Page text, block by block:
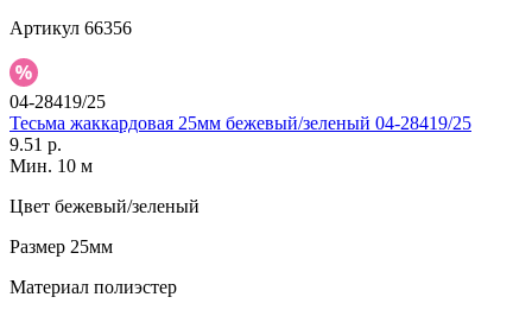
Артикул 66356
04-28419/25
Тесьма жаккардовая 25мм бежевый/зеленый 04-28419/25
9.51 р.
Мин. 10 м
Цвет бежевый/зеленый
Размер 25мм
Материал полиэстер